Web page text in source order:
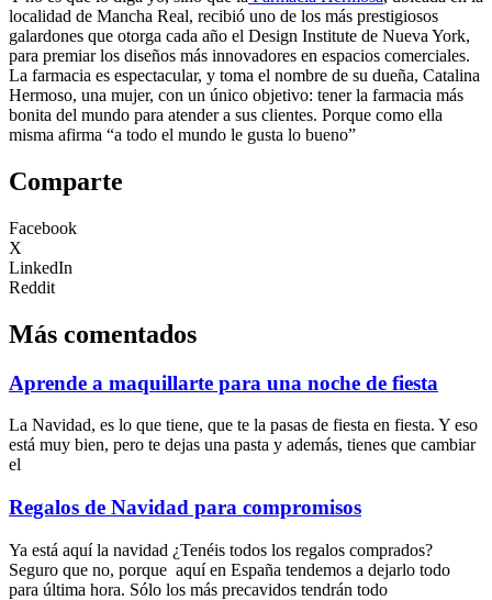
localidad de Mancha Real, recibió uno de los más prestigiosos
galardones que otorga cada año el Design Institute de Nueva York,
para premiar los diseños más innovadores en espacios comerciales.
La farmacia es espectacular, y toma el nombre de su dueña, Catalina
Hermoso, una mujer, con un único objetivo: tener la farmacia más
bonita del mundo para atender a sus clientes. Porque como ella
misma afirma “a todo el mundo le gusta lo bueno”
Comparte
Facebook
X
LinkedIn
Reddit
Más comentados
Aprende a maquillarte para una noche de fiesta
La Navidad, es lo que tiene, que te la pasas de fiesta en fiesta. Y eso
está muy bien, pero te dejas una pasta y además, tienes que cambiar
el
Regalos de Navidad para compromisos
Ya está aquí la navidad ¿Tenéis todos los regalos comprados?
Seguro que no, porque aquí en España tendemos a dejarlo todo
para última hora. Sólo los más precavidos tendrán todo